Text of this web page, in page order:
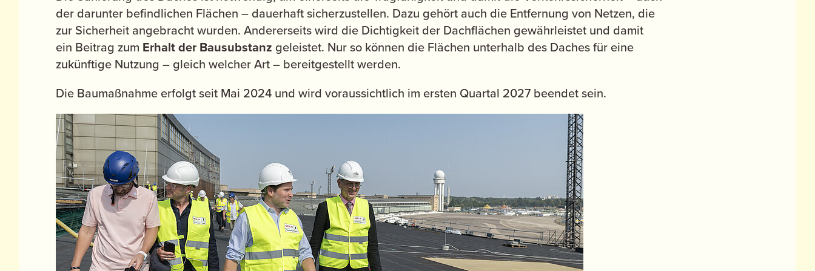
der darunter befindlichen Flächen – dauerhaft sicherzustellen. Dazu gehört auch die Entfernung von Netzen, die
zur Sicherheit angebracht wurden. Andererseits wird die Dichtigkeit der Dachflächen gewährleistet und damit
ein Beitrag zum Erhalt der Bausubstanz geleistet. Nur so können die Flächen unterhalb des Daches für eine
zukünftige Nutzung – gleich welcher Art – bereitgestellt werden.
Die Baumaßnahme erfolgt seit Mai 2024 und wird voraussichtlich im ersten Quartal 2027 beendet sein.